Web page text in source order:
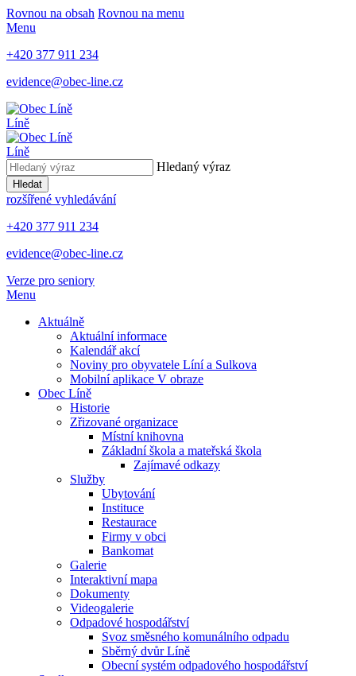
Rovnou na obsah Rovnou na menu
Menu
+420 377 911 234
evidence@obec-line.cz
Líně
Líně
Hledaný výraz
Hledat
rozšířené vyhledávání
+420 377 911 234
evidence@obec-line.cz
Verze pro seniory
Menu
Aktuálně
Aktuální informace
Kalendář akcí
Noviny pro obyvatele Líní a Sulkova
Mobilní aplikace V obraze
Obec Líně
Historie
Zřizované organizace
Místní knihovna
Základní škola a mateřská škola
Zajímavé odkazy
Služby
Ubytování
Instituce
Restaurace
Firmy v obci
Bankomat
Galerie
Interaktivní mapa
Dokumenty
Videogalerie
Odpadové hospodářství
Svoz směsného komunálního odpadu
Sběrný dvůr Líně
Obecní systém odpadového hospodářství